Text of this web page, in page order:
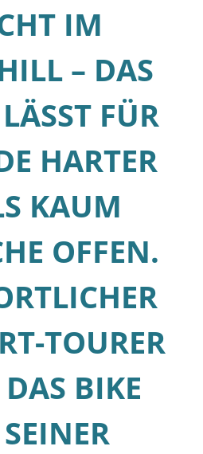
IM
– DAS
FÜR
HARTER
KAUM
OFFEN.
TOURER
BIKE